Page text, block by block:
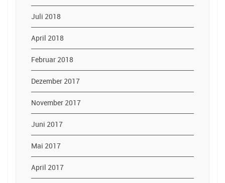
Juli 2018
April 2018
Februar 2018
Dezember 2017
November 2017
Juni 2017
Mai 2017
April 2017